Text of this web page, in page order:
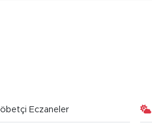
Eczaneler